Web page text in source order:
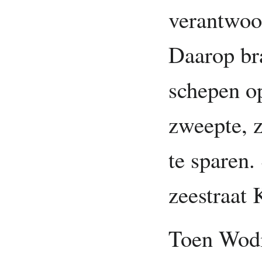
Daarop
schepen
zweepte,
te
zeestraat
Toen